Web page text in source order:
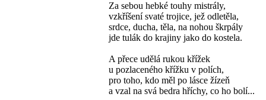
Za sebou hebké touhy mistrály,
vzkříšení svaté trojice, jež odletěla,
srdce, ducha, těla, na nohou škrpály
jde tulák do krajiny jako do kostela.
A přece udělá rukou křížek
u pozlaceného křížku v polích,
pro toho, kdo měl po lásce žízeň
a vzal na svá bedra hříchy, co ho bolí...